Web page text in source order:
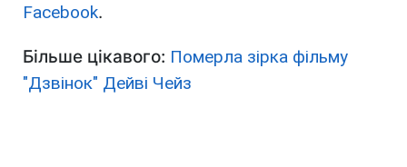
Facebook.
Більше цікавого: Померла зірка фільму
"Дзвінок" Дейві Чейз